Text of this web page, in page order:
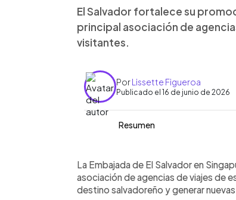
El Salvador fortalece su
principal asociación de
visitantes.
PorLissette Figueroa
Publicado el 16 de junio de 2026
Resumen
► Escuchar artículo
La Embajada de El Salvador
Association of Travel Agents
agencias de viajes del país
La Embajada de El Salvador en
asociación de agencias de viajes de
destino salvadoreño y generar